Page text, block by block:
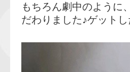
もちろん劇中のように
だわりました♪ゲット